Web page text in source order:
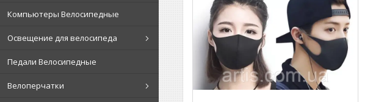
Компьютеры Велосипедные
Освещение для велосипеда
Педали Велосипедные
Велоперчатки